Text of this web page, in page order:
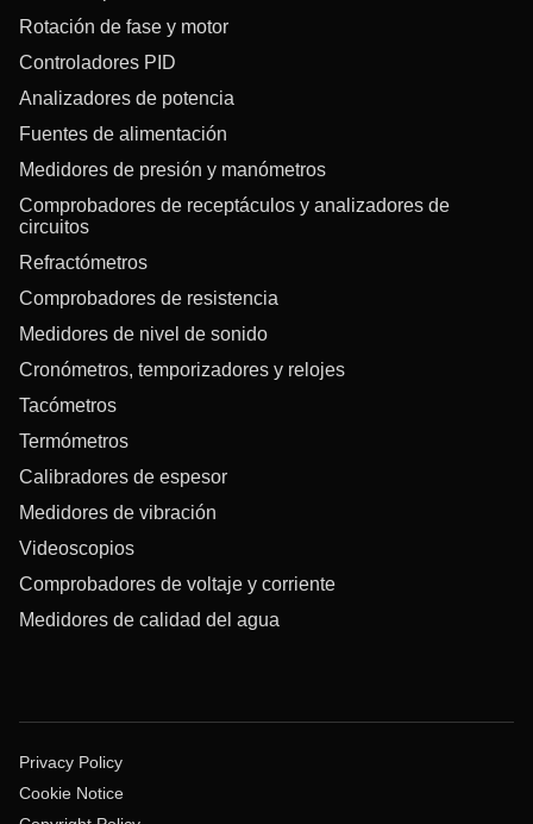
Rotación de fase y motor
Controladores PID
Analizadores de potencia
Fuentes de alimentación
Medidores de presión y manómetros
Comprobadores de receptáculos y analizadores de
circuitos
Refractómetros
Comprobadores de resistencia
Medidores de nivel de sonido
Cronómetros, temporizadores y relojes
Tacómetros
Termómetros
Calibradores de espesor
Medidores de vibración
Videoscopios
Comprobadores de voltaje y corriente
Medidores de calidad del agua
Privacy Policy
Cookie Notice